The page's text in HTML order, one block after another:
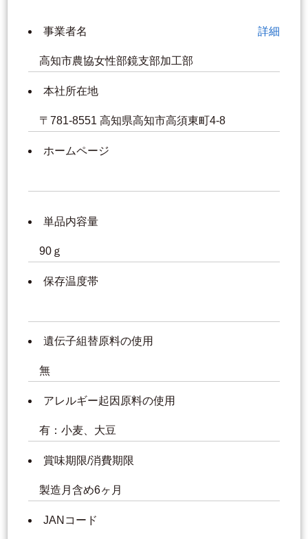
事業者名 詳細
高知市農協女性部鏡支部加工部
本社所在地
〒781-8551 高知県高知市高須東町4-8
ホームページ
単品内容量
90ｇ
保存温度帯
遺伝子組替原料の使用
無
アレルギー起因原料の使用
有：小麦、大豆
賞味期限/消費期限
製造月含め6ヶ月
JANコード